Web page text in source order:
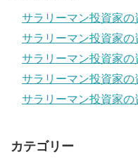
サラリーマン投資家
サラリーマン投資家
サラリーマン投資家
サラリーマン投資家
サラリーマン投資家
カテゴリー